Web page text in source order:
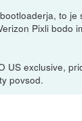
to je
Pixli bodo
US exclusive,
povsod.